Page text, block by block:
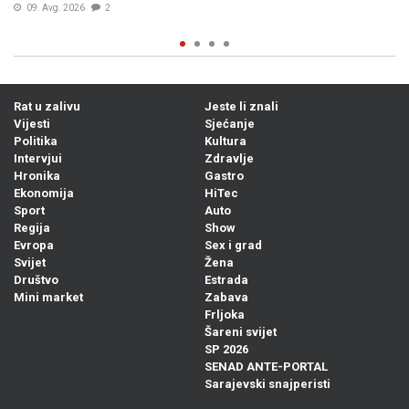
Rat u zalivu
Vijesti
Politika
Intervjui
Hronika
Ekonomija
Sport
Regija
Evropa
Svijet
Društvo
Mini market
Jeste li znali
Sjećanje
Kultura
Zdravlje
Gastro
HiTec
Auto
Show
Sex i grad
Žena
Estrada
Zabava
Frljoka
Šareni svijet
SP 2026
SENAD ANTE-PORTAL
Sarajevski snajperisti